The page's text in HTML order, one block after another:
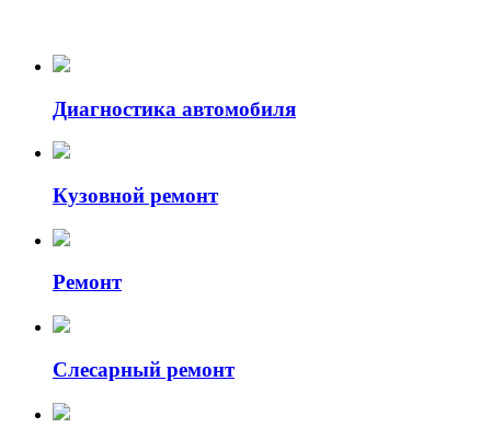
Диагностика автомобиля
Кузовной ремонт
Ремонт
Слесарный ремонт